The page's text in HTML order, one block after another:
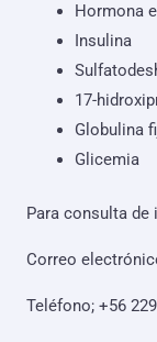
Hormona
Insulina
17-
Globulina
Glicemia
Para consulta
Correo
Teléfono; +56